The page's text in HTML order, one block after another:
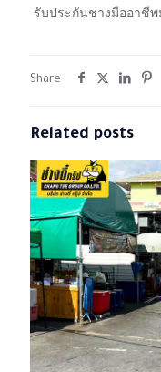
รับประกันช่างมืออาชีพ
Share
Related posts